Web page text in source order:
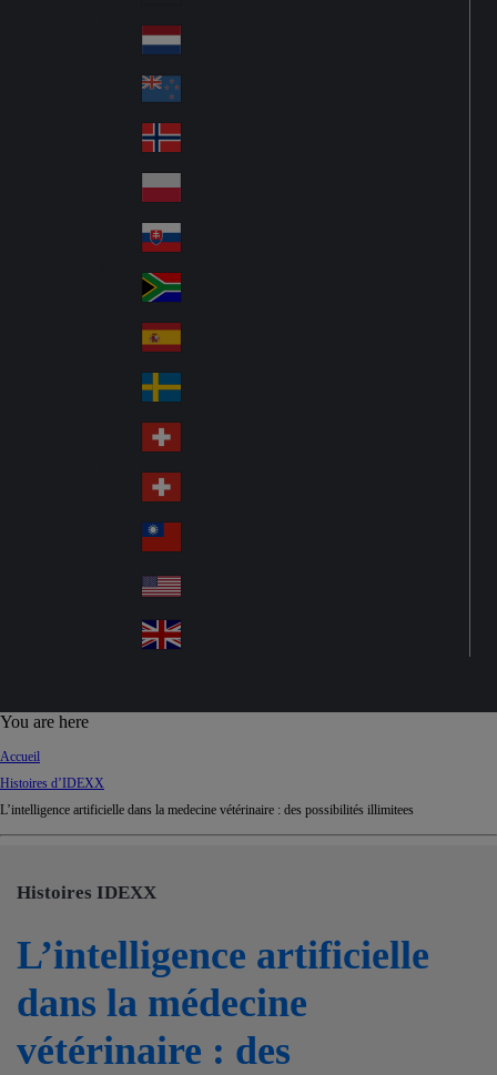
Lat
in
A
me
ric
a
Ne
the
rla
nd
s
Ne
w
Ze
ala
nd
No
rw
ay
Pol
an
d
Slo
va
kia
So
uth
Af
ric
a
Sp
ain
Sw
ed
en
Sw
itz
erl
an
d
Sw
itz
erl
an
d
wa
n
A
d
m
You are here
Accueil
Histoires d’IDEXX
L’intelligence artificielle dans la medecine vétérinaire : des possibilités illimitees
Histoires IDEXX
L’intelligence artificielle
dans la médecine
vétérinaire : des